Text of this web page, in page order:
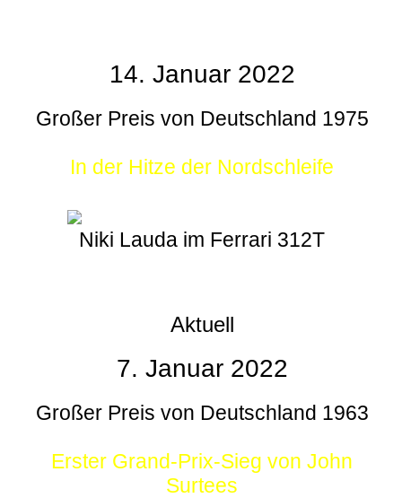
14. Januar 2022
Großer Preis von Deutschland 1975
In der Hitze der Nordschleife
Niki Lauda im Ferrari 312T
Aktuell
7. Januar 2022
Großer Preis von Deutschland 1963
Erster Grand-Prix-Sieg von John
Surtees